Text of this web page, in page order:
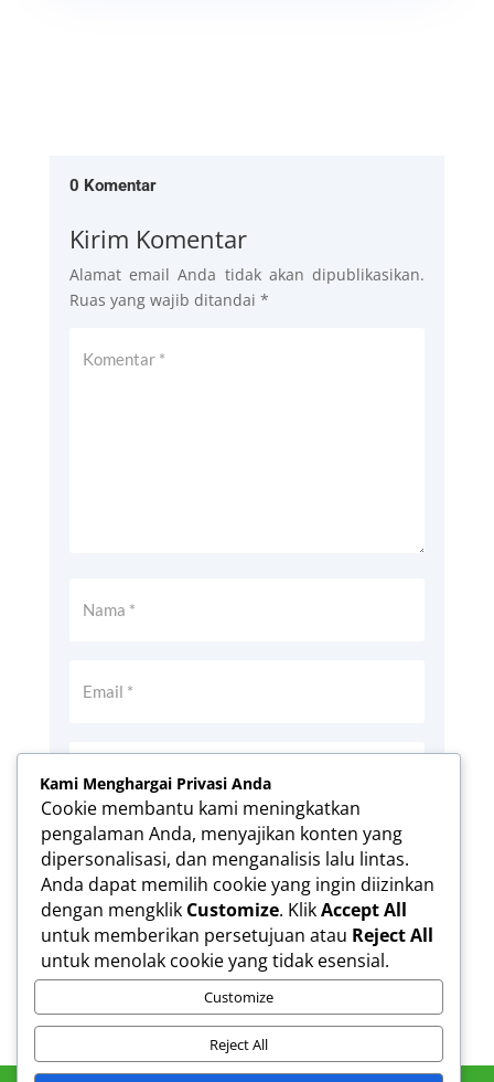
0 Komentar
Kirim Komentar
Alamat email Anda tidak akan dipublikasikan.
Ruas yang wajib ditandai *
Simpan nama, email, dan situs web saya
pada peramban ini untuk komentar saya
berikutnya.
Kirim Komentar
Kami Menghargai Privasi Anda
Cookie membantu kami meningkatkan
pengalaman Anda, menyajikan konten yang
dipersonalisasi, dan menganalisis lalu lintas.
Anda dapat memilih cookie yang ingin diizinkan
dengan mengklik Customize. KlikAccept All
untuk memberikan persetujuan atau Reject All
untuk menolak cookie yang tidak esensial.
Customize
Reject All